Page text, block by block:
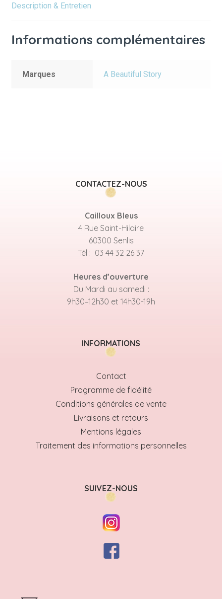
Description & Entretien
Informations complémentaires
Marques A Beautiful Story
CONTACTEZ-NOUS
Cailloux Bleus
4 Rue Saint-Hilaire
60300 Senlis
Tél : 03 44 32 26 37
Heures d’ouverture
Du Mardi au samedi :
9h30–12h30 et 14h30-19h
INFORMATIONS
Contact
Programme de fidélité
Conditions générales de vente
Livraisons et retours
Mentions légales
Traitement des informations personnelles
SUIVEZ-NOUS